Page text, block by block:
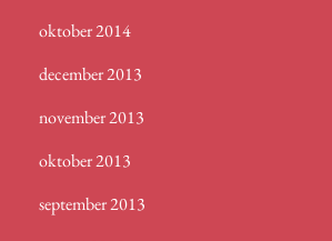
oktober 2014
december 2013
november 2013
oktober 2013
september 2013